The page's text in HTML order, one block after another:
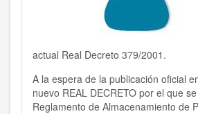
actual Real Decreto 379/2001.
A la espera de la publicación oficial
nuevo REAL DECRETO por el que
Reglamento de Almacenamiento de